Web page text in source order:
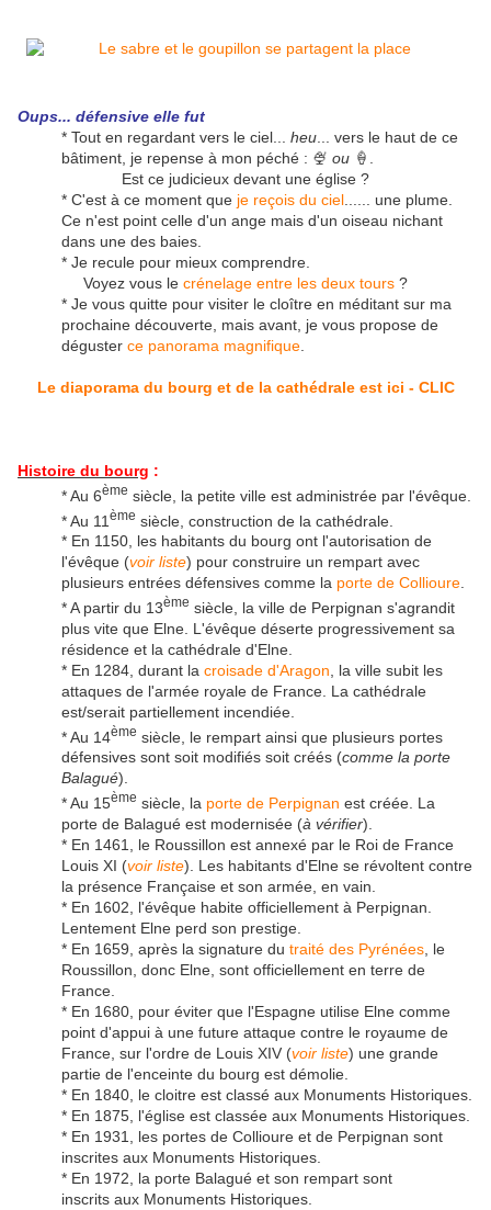
Oups... défensive elle fut
* Tout en regardant vers le ciel... heu ... vers le haut de ce
bâtiment, je repense à mon péché : 🍨 ou 🍦.
Est ce judicieux devant une église ?
* C'est à ce moment que je reçois du ciel ...... une plume.
Ce n'est point celle d'un ange mais d'un oiseau nichant
dans une des baies.
* Je recule pour mieux comprendre.
Voyez vous le crénelage entre les deux tours ?
* Je vous quitte pour visiter le cloître en méditant sur ma
prochaine découverte, mais avant, je vous propose de
déguster ce panorama magnifique
Le diaporama du bourg et de la cathédrale est ici - CLIC
Histoire du bourg :
* Au 6ème siècle, la petite ville est administrée par l'évêque.
* Au 11 ème siècle, construction de la cathédrale.
* En 1150, les habitants du bourg ont l'autorisation de
l'évêque (voir liste) pour construire un rempart avec
plusieurs entrées défensives comme la porte de Collioure
* A partir du 13ème siècle, la ville de Perpignan s'agrandit
plus vite que Elne. L'évêque déserte progressivement sa
résidence et la cathédrale d'Elne.
* En 1284, durant la croisade d'Aragon , la ville subit les
attaques de l'armée royale de France. La cathédrale
est/serait partiellement incendiée.
* Au 14ème siècle, le rempart ainsi que plusieurs portes
défensives sont soit modifiés soit créés (comme la porte
Balagué).
* Au 15ème siècle, la porte de Perpignan est créée. La
porte de Balagué est modernisée (à vérifier).
* En 1461, le Roussillon est annexé par le Roi de France
Louis XI (voir liste). Les habitants d'Elne se révoltent contre
la présence Française et son armée, en vain.
* En 1602, l'évêque habite officiellement à Perpignan.
Lentement Elne perd son prestige.
* En 1659, après la signature du traité des Pyrénées , le
Roussillon, donc Elne, sont officiellement en terre de
France.
* En 1680, pour éviter que l'Espagne utilise Elne comme
point d'appui à une future attaque contre le royaume de
France, sur l'ordre de Louis XIV (voir liste) une grande
partie de l'enceinte du bourg est démolie.
* En 1840, le cloitre est classé aux Monuments Historiques.
* En 1875, l'église est classée aux Monuments Historiques.
* En 1931, les portes de Collioure et de Perpignan sont
inscrites aux Monuments Historiques.
* En 1972, la porte Balagué et son rempart sont
inscrits aux Monuments Historiques.